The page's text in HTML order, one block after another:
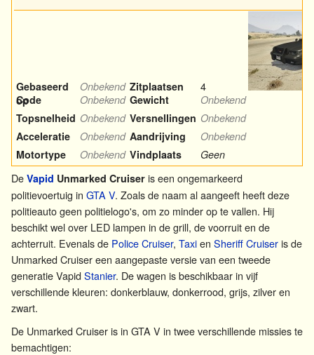
Gebaseerd
op
Onbekend Zitplaatsen 4
Code Onbekend Gewicht
Onbekend
Topsnelheid Onbekend Versnellingen Onbekend
Acceleratie
Onbekend Aandrijving
Onbekend
Motortype
Onbekend Vindplaats Geen
De Vapid Unmarked Cruiser is een ongemarkeerd
politievoertuig in GTA V. Zoals de naam al aangeeft heeft deze
politieauto geen politielogo's, om zo minder op te vallen. Hij
beschikt wel over LED lampen in de grill, de voorruit en de
achterruit. Evenals de Police Cruiser, Taxien Sheriff Cruiseris de
Unmarked Cruiser een aangepaste versie van een tweede
generatie Vapid Stanier. De wagen is beschikbaar in vijf
verschillende kleuren: donkerblauw, donkerrood, grijs, zilver en
zwart.
De Unmarked Cruiser is in GTA V in twee verschillende missies te
bemachtigen: